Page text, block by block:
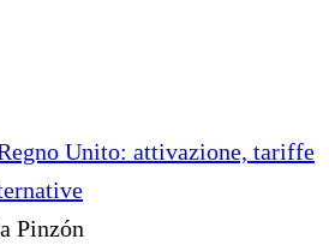
Unito: attivazione, tariffe
Pinzón